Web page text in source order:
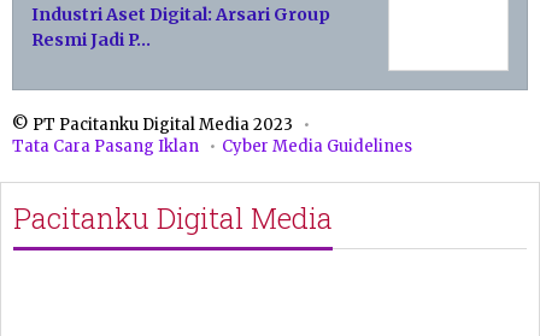
Industri Aset Digital: Arsari Group
Resmi Jadi P…
© PT Pacitanku Digital Media 2023
Tata Cara Pasang Iklan
Cyber Media Guidelines
Pacitanku Digital Media